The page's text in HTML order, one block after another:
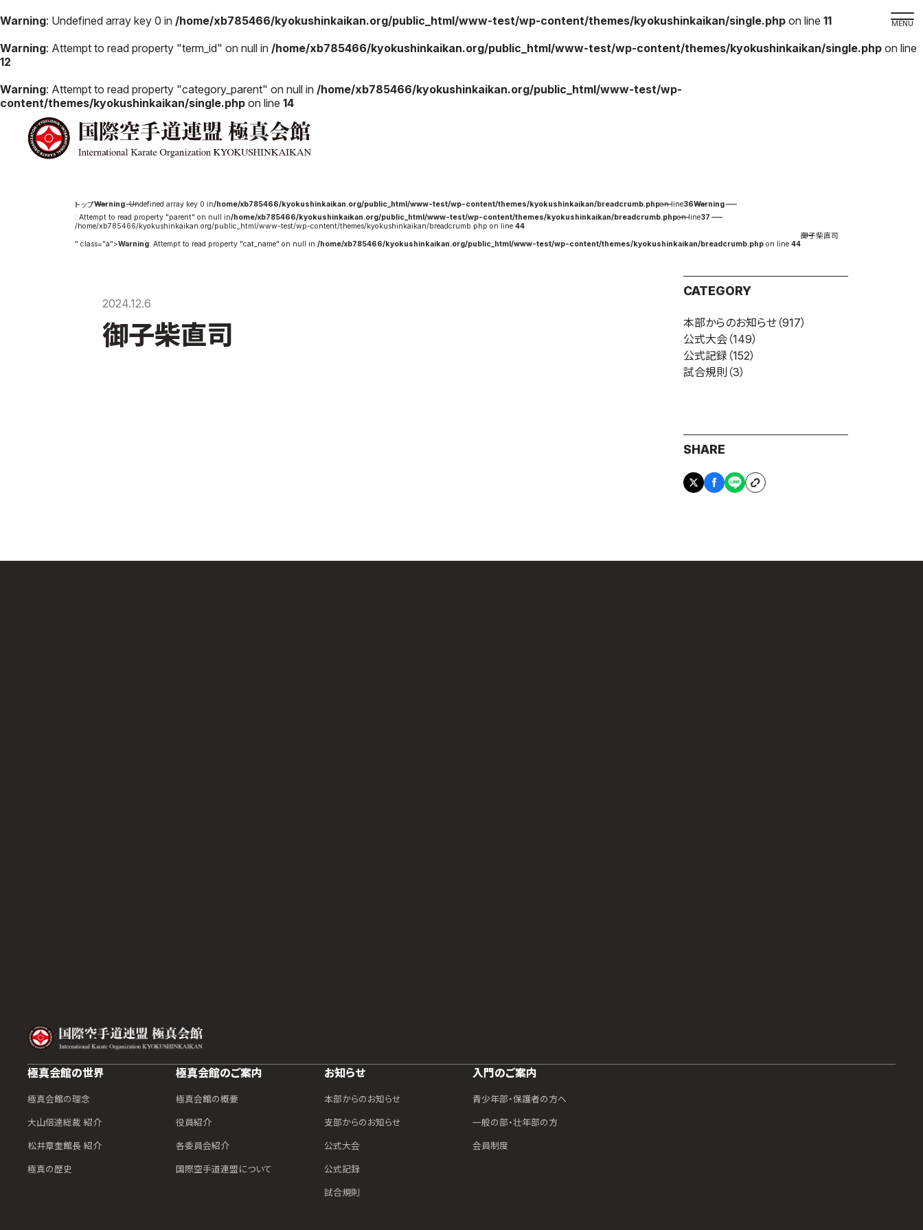
Warning: Undefined array key 0 in /home/xb785466/kyokushinkaikan.org/public_html/www-test/wp-content/themes/kyokushinkaikan/single.php on line 11
Warning: Attempt to read property "term_id" on null in /home/xb785466/kyokushinkaikan.org/public_html/www-test/wp-content/themes/kyokushinkaikan/single.php on line
12
Warning: Attempt to read property "category_parent" on null in /home/xb785466/kyokushinkaikan.org/public_html/www-test/wp-
content/themes/kyokushinkaikan/single.php on line 14
スケジュール
極真会館の世界
極真会館の理念
松井章奎館長 紹
介
極真の歴史
極真会館の概要
役員紹介
各委員会紹介
試合規則
入門のご案内
青少年部・保護者
Warning: Undefined array key 0 in/home/xb785466/kyokushinkaikan.org/public_html/www-test/wp-content/themes/kyokushinkaikan/breadcrumb.phpon line36Warning
: Attempt to read property "parent" on null in/home/xb785466/kyokushinkaikan.org/public_html/www-test/wp-content/themes/kyokushinkaikan/breadcrumb.phpon line37
/home/xb785466/kyokushinkaikan.org/public_html/www-test/wp-content/themes/kyokushinkaikan/breadcrumb.php on line 44
" class="a">Warning: Attempt to read property "cat_name" on null in /home/xb785466/kyokushinkaikan.org/public_html/www-test/wp-content/themes/kyokushinkaikan/breadcrumb.php on line 44
御子柴直司
2024.12.6
御子柴直司
CATEGORY
本部からのお知らせ （917）
公式大会 （149）
公式記録 （152）
試合規則 （3）
SHARE
極真会館の世界
極真会館の理念
大山倍達総裁 紹介
松井章奎館長 紹介
極真の歴史
極真会館のご案内
極真会館の概要
役員紹介
各委員会紹介
国際空手道連盟について
お知らせ
本部からのお知らせ
支部からのお知らせ
公式大会
公式記録
試合規則
入門のご案内
青少年部・保護者の方へ
一般の部・壮年部の方
会員制度